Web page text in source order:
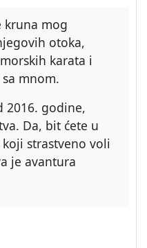
kruna mog
otoka,
karata i
mnom.
2016. godine,
Da, bit ćete u
strastveno voli
je avantura